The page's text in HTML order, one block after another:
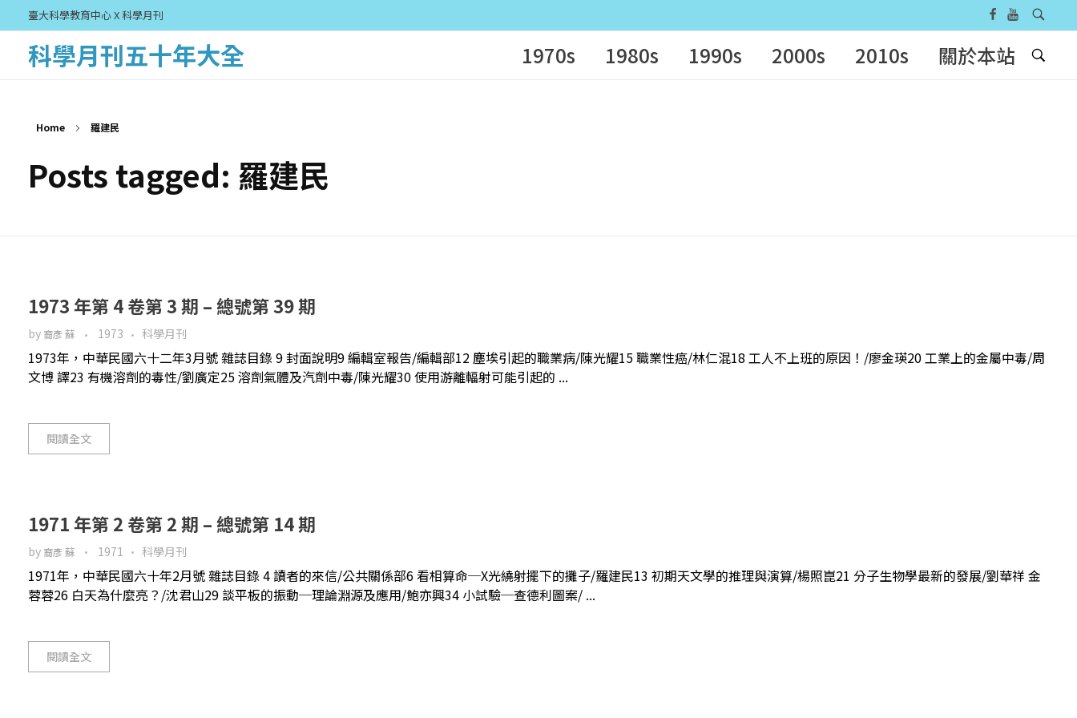
臺大科學教育中心 X 科學月刊
科學月刊五十年大全 1970s 1980s 1990s 2000s 2010s 關於本站
Home 羅建民
Posts tagged: 羅建民
1973 年第 4 卷第 3 期 – 總號第 39 期
by 裔彥 蘇 1973 科學月刊
1973年，中華民國六十二年3月號 雜誌目錄 9 封面說明9 編輯室報告/編輯部12 塵埃引起的職業病/陳光耀15 職業性癌/林仁混18 工人不上班的原因！/廖金瑛20 工業上的金屬中毒/周
文博 譯23 有機溶劑的毒性/劉廣定25 溶劑氣體及汽劑中毒/陳光耀30 使用游離輻射可能引起的 ...
閱讀全文
1971 年第 2 卷第 2 期 – 總號第 14 期
by 裔彥 蘇 1971 科學月刊
1971年，中華民國六十年2月號 雜誌目錄 4 讀者的來信/公共關係部6 看相算命─X光繞射擺下的攤子/羅建民13 初期天文學的推理與演算/楊照崑21 分子生物學最新的發展/劉華祥 金
蓉蓉26 白天為什麼亮？/沈君山29 談平板的振動─理論淵源及應用/鮑亦興34 小試驗─查德利圖案/ ...
閱讀全文